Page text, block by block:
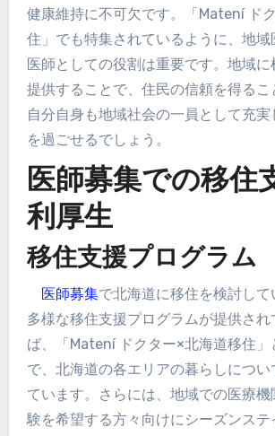
健康維持に不可欠です。「Matení ド
住」でも特集されているように、地域
医師としての役割は重要です。地域に
提供することで、住民の信頼を得るこ
自分自身も地域社会の一員として充実
を過ごせるでしょう。
医師募集での移住
利厚生
移住支援プログラム
医師募集で北海道に移住を検討して
多様な移住支援プログラムが提供され
ば、「Matení ドクター×北海道移住」
で、北海道の各エリアの暮らしについ
ています。さらには、地域での医療
験を希望する方々向けにシーズンステ